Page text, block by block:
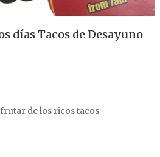
días Tacos de Desayuno
de los ricos tacos